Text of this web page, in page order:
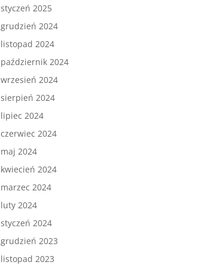
styczeń 2025
grudzień 2024
listopad 2024
październik 2024
wrzesień 2024
sierpień 2024
lipiec 2024
czerwiec 2024
maj 2024
kwiecień 2024
marzec 2024
luty 2024
styczeń 2024
grudzień 2023
listopad 2023